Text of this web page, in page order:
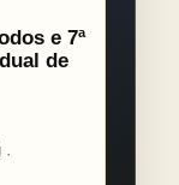
e 7ª
de